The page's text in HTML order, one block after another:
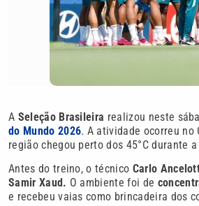
A Seleção Brasileira realizou neste
do Mundo 2026. A atividade ocorreu no
região chegou perto dos 45°C durante
Antes do treino, o técnico Carlo
Samir Xaud. O ambiente foi de
e recebeu vaias como brincadeira dos